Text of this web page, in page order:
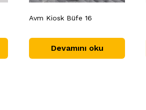
Avm Kiosk Büfe 16
Devamını oku